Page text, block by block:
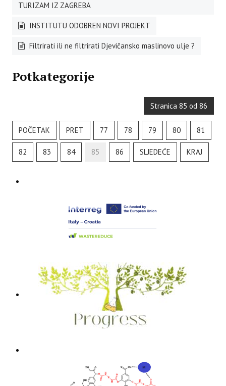
TURIZAM IZ ZAGREBA
INSTITUTU ODOBREN NOVI PROJEKT
Filtrirati ili ne filtrirati Djevičansko maslinovo ulje ?
Potkategorije
Stranica 85 od 86
POČETAK PRET 77 78 79 80 81
82 83 84 85 86 SLJEDEĆE KRAJ